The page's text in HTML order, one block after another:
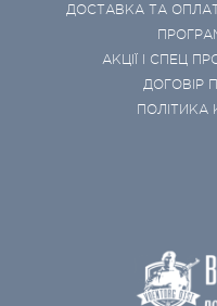
ДОСТАВКА ТА
АКЦІЇ І СПЕЦ
ДОГОВІР
ПОЛІТИКА